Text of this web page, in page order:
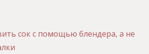
сок с помощью блендера, а не